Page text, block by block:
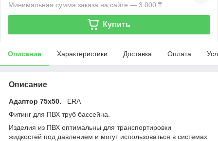
Минимальная сумма заказа на сайте — 3 000 ₸
Купить
Описание Характеристики Доставка Оплата
Описание
Адаптор 75х50.
ERA
Фитинг для ПВХ труб бассейна.
Изделия из ПВХ оптимальны для транспортировки
жидкостей под давлением и могут использоваться в системах